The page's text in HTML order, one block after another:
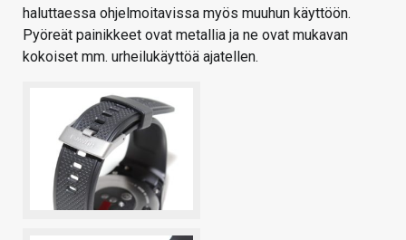
haluttaessa ohjelmoitavissa myös muuhun käyttöön.
Pyöreät painikkeet ovat metallia ja ne ovat mukavan
kokoiset mm. urheilukäyttöä ajatellen.